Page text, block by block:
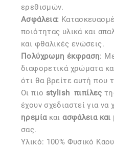
ερεθισμών.
Ασφάλεια:
ποιότητας υλικά και
και φθαλικές ενώσεις.
Πολύχρωμη έκφραση:
διαφορετικά χρώματα
ότι θα βρείτε αυτή που
Οι πιο stylish πιπίλες
έχουν σχεδιαστεί για να
ηρεμίακαιασφάλεια
σας.
Υλικό: 100% Φυσικό